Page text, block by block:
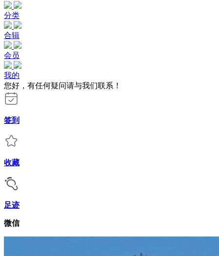
分类
合辑
会员
我的
您好，有任何疑问请与我们联系！
签到
收藏
足迹
微信